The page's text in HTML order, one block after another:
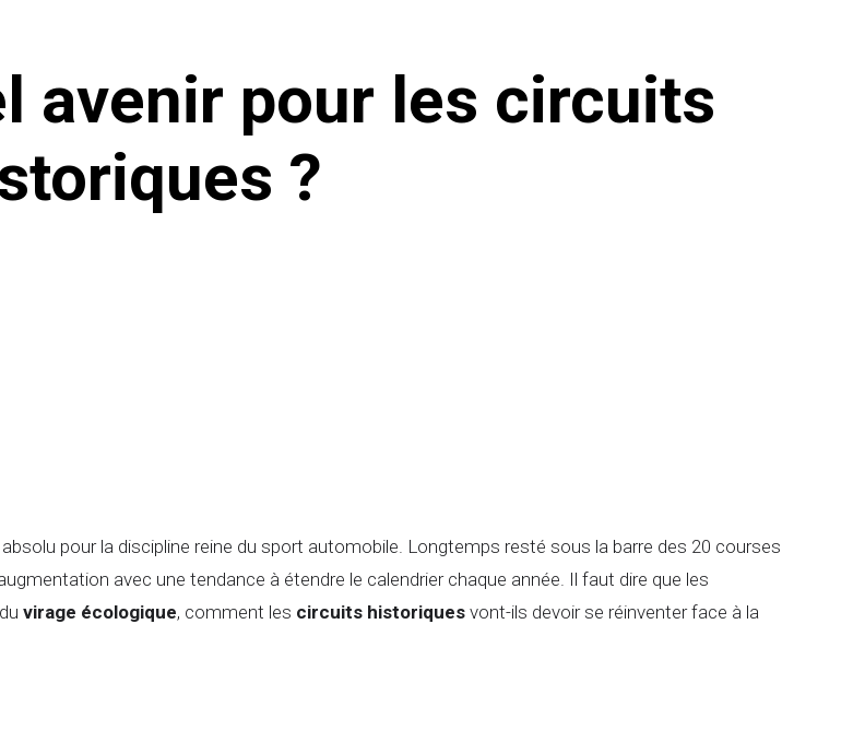
avenir pour les circuits
?
pour la discipline reine du sport automobile. Longtemps resté sous la barre des 20 courses
avec une tendance à étendre le calendrier chaque année. Il faut dire que les
virage écologique, comment les circuits historiques vont-ils devoir se réinventer face à la